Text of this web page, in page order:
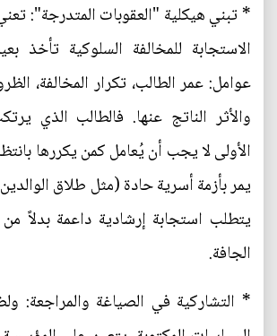
* تبني هيكلية "العقوبات المتدرجة":
الاستجابة للمخالفة السلوكية تأخذ
عوامل: عمر الطالب، تكرار المخالفة،
والأثر الناتج عنها. فالطالب الذي
الأولى لا يجب أن يُعامل كمن يكررها
يمر بأزمة أسرية حادة (مثل طلاق
يتطلب استجابة إرشادية داعمة بدلاً من
الجافة.
* التشاركية في الصياغة والمراجعة: